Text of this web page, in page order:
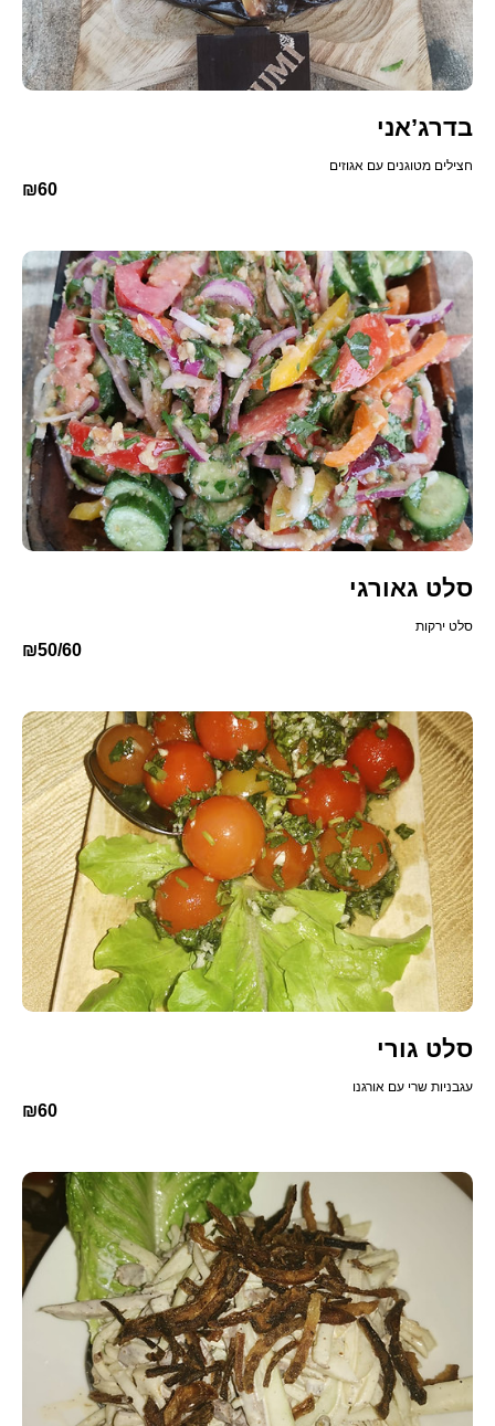
בדרג’אני
חצילים מטוגנים עם אגוזים
₪60
סלט גאורגי
סלט ירקות
₪50/60
סלט גורי
עגבניות שרי עם אורגנו
₪60